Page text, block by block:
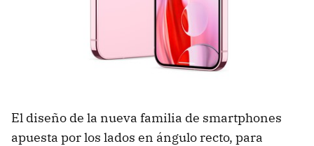
El diseño de la nueva familia de smartphones
apuesta por los lados en ángulo recto, para